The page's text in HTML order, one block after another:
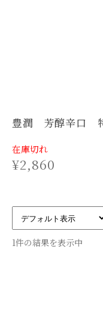
豊潤 芳醇辛口
在庫切れ
¥2,860
1件の結果を表示中